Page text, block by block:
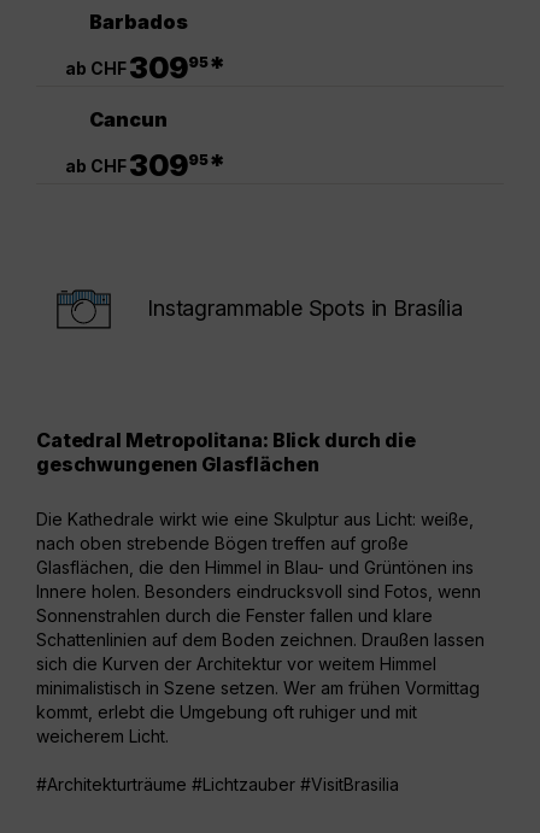
Barbados
ab CHF30995*
Cancun
ab CHF30995*
Instagrammable Spots in Brasília
Catedral Metropolitana: Blick durch die
geschwungenen Glasflächen
Die Kathedrale wirkt wie eine Skulptur aus Licht: weiße,
nach oben strebende Bögen treffen auf große
Glasflächen, die den Himmel in Blau- und Grüntönen ins
Innere holen. Besonders eindrucksvoll sind Fotos, wenn
Sonnenstrahlen durch die Fenster fallen und klare
Schattenlinien auf dem Boden zeichnen. Draußen lassen
sich die Kurven der Architektur vor weitem Himmel
minimalistisch in Szene setzen. Wer am frühen Vormittag
kommt, erlebt die Umgebung oft ruhiger und mit
weicherem Licht.
#Architekturträume #Lichtzauber #VisitBrasilia